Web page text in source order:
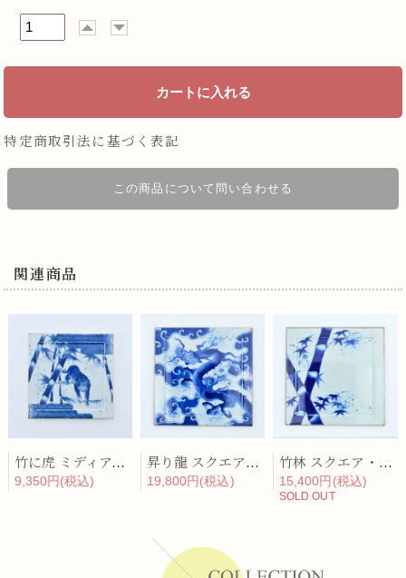
特定商取引法に基づく表記
この商品について問い合わせる
関連商品
竹に虎 ミディアム・プレート
9,350円(税込)
昇り龍 スクエア・ディナープレート
19,800円(税込)
竹林 スクエア・ディナープレート
15,400円(税込)
SOLD OUT